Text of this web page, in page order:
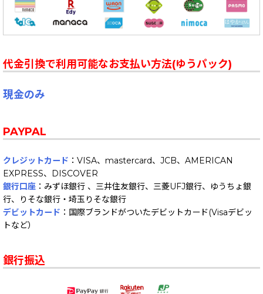
代金引換で利用可能なお支払い方法(ゆうパック)
現金のみ
PAYPAL
クレジットカード ：VISA、mastercard、JCB、AMERICAN
EXPRESS、DISCOVER
銀行口座 ：みずほ銀行 、三井住友銀行、三菱UFJ銀行、ゆうちょ銀
行、りそな銀行・埼玉りそな銀行
デビットカード ：国際ブランドがついたデビットカード(Visaデビッ
トなど）
銀行振込